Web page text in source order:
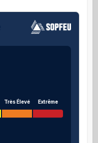
Très Élevé Extrême